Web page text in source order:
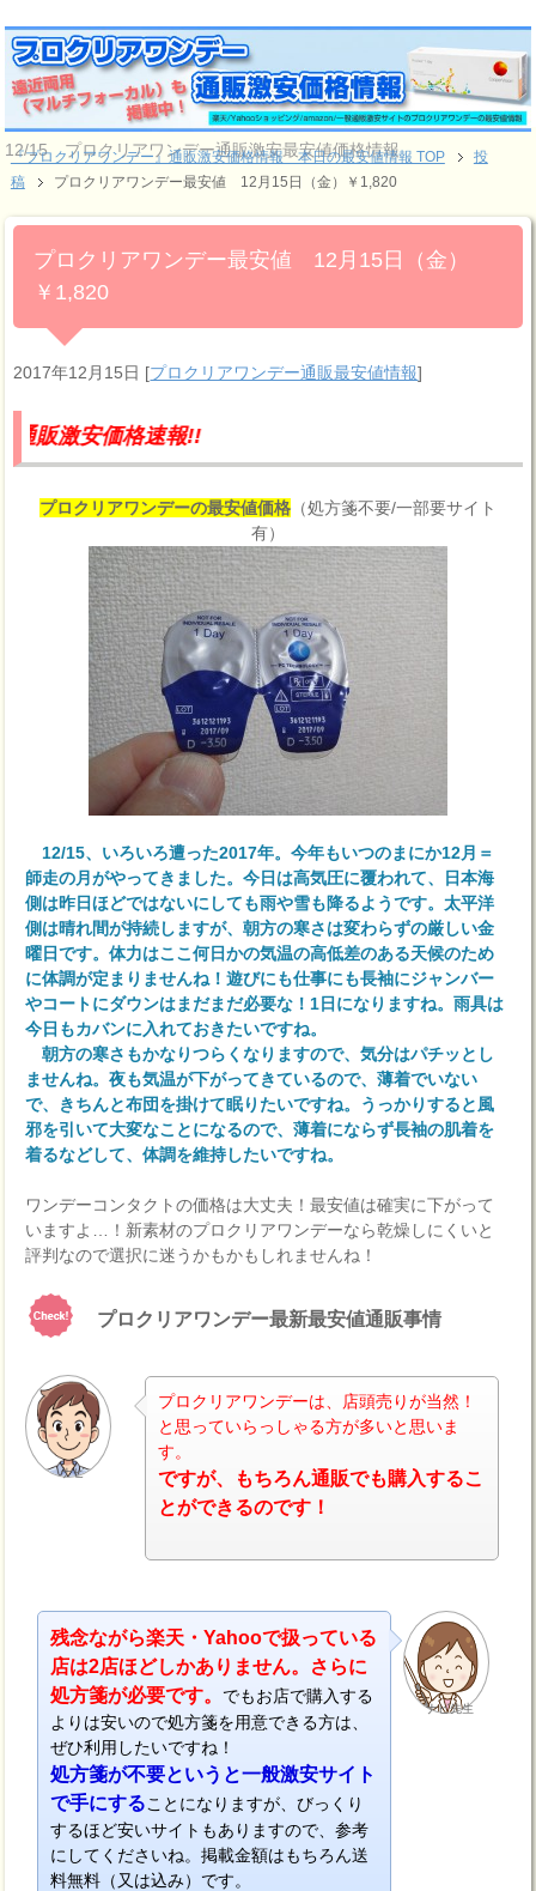
12/15 プロクリアワンデー通販激安最安値価格情報
『プロクリアワンデー』通販激安価格情報 本日の最安値情報 TOP
投
稿
プロクリアワンデー最安値 12月15日（金）￥1,820
プロクリアワンデー最安値 12月15日（金）
￥1,820
2017年12月15日 [プロクリアワンデー通販最安値情報]
格速報!!
プロクリアワンデーの最安値価格（処方箋不要/一部要サイト
有）
12/15、いろいろ遭った2017年。今年もいつのまにか12月＝
師走の月がやってきました。今日は高気圧に覆われて、日本海
側は昨日ほどではないにしても雨や雪も降るようです。太平洋
側は晴れ間が持続しますが、朝方の寒さは変わらずの厳しい金
曜日です。体力はここ何日かの気温の高低差のある天候のため
に体調が定まりませんね！遊びにも仕事にも長袖にジャンバー
やコートにダウンはまだまだ必要な！1日になりますね。雨具は
今日もカバンに入れておきたいですね。
朝方の寒さもかなりつらくなりますので、気分はパチッとし
ませんね。夜も気温が下がってきているので、薄着でいない
で、きちんと布団を掛けて眠りたいですね。うっかりすると風
邪を引いて大変なことになるので、薄着にならず長袖の肌着を
着るなどして、体調を維持したいですね。
ワンデーコンタクトの価格は大丈夫！最安値は確実に下がって
いますよ…！新素材のプロクリアワンデーなら乾燥しにくいと
評判なので選択に迷うかもかもしれませんね！
プロクリアワンデー最新最安値通販事情
ナビ
プロクリアワンデーは、店頭売りが当然！
と思っていらっしゃる方が多いと思いま
す。
ですが、もちろん通販でも購入するこ
とができるのです！
ナビ先生
残念ながら楽天・Yahooで扱っている
店は2店ほどしかありません。さらに
処方箋が必要です。 でもお店で購入する
よりは安いので処方箋を用意できる方は、
ぜひ利用したいですね！
処方箋が不要というと一般激安サイト
で手にすることになりますが、びっくり
するほど安いサイトもありますので、参考
にしてくださいね。掲載金額はもちろん送
料無料（又は込み）です。